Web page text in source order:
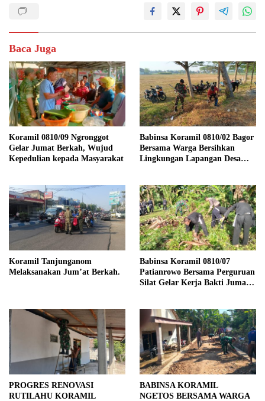
Baca Juga
Koramil 0810/09 Ngronggot
Gelar Jumat Berkah, Wujud
Kepedulian kepada Masyarakat
Babinsa Koramil 0810/02 Bagor
Bersama Warga Bersihkan
Lingkungan Lapangan Desa
Koramil Tanjunganom
Melaksanakan Jum’at Berkah.
Babinsa Koramil 0810/07
Patianrowo Bersama Perguruan
Silat Gelar Kerja Bakti Jumat
PROGRES RENOVASI
RUTILAHU KORAMIL
BABINSA KORAMIL
NGETOS BERSAMA WARGA